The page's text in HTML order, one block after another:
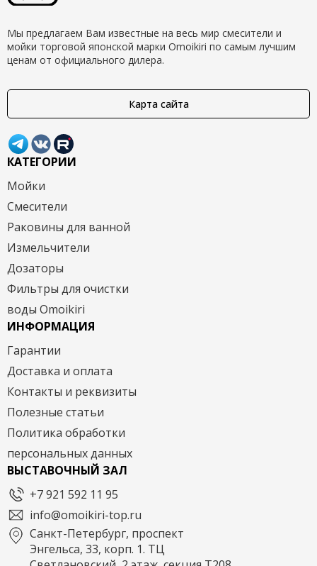
Мы предлагаем Вам известные на весь мир смесители и
мойки торговой японской марки Omoikiri по самым лучшим
ценам от официального дилера.
Карта сайта
КАТЕГОРИИ
Мойки
Смесители
Раковины для ванной
Измельчители
Дозаторы
Фильтры для очистки
воды Omoikiri
ИНФОРМАЦИЯ
Гарантии
Доставка и оплата
Контакты и реквизиты
Полезные статьи
Политика обработки
персональных данных
ВЫСТАВОЧНЫЙ ЗАЛ
+7 921 592 11 95
info@omoikiri-top.ru
Санкт-Петербург, проспект
Энгельса, 33, корп. 1. ТЦ